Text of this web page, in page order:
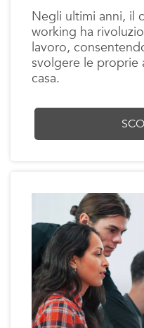
Negli ultimi anni, il
working ha
lavoro,
svolgere le proprie
casa.